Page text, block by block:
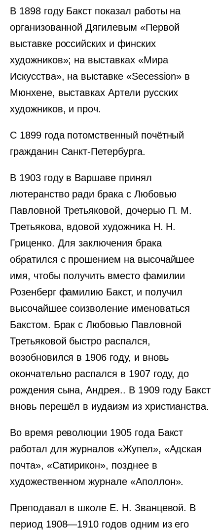
В 1898 году Бакст показал работы на
организованной Дягилевым «Первой
выставке российских и финских
художников»; на выставках «Мира
Искусства», на выставке «Secession» в
Мюнхене, выставках Артели русских
художников, и проч.
С 1899 года потомственный почётный
гражданин Санкт-Петербурга.
В 1903 году в Варшаве принял
лютеранство ради брака с Любовью
Павловной Третьяковой, дочерью П. М.
Третьякова, вдовой художника Н. Н.
Гриценко. Для заключения брака
обратился с прошением на высочайшее
имя, чтобы получить вместо фамилии
Розенберг фамилию Бакст, и получил
высочайшее соизволение именоваться
Бакстом. Брак с Любовью Павловной
Третьяковой быстро распался,
возобновился в 1906 году, и вновь
окончательно распался в 1907 году, до
рождения сына, Андрея.. В 1909 году Бакст
вновь перешёл в иудаизм из христианства.
Во время революции 1905 года Бакст
работал для журналов «Жупел», «Адская
почта», «Сатирикон», позднее в
художественном журнале «Аполлон».
Преподавал в школе Е. Н. Званцевой. В
период 1908—1910 годов одним из его